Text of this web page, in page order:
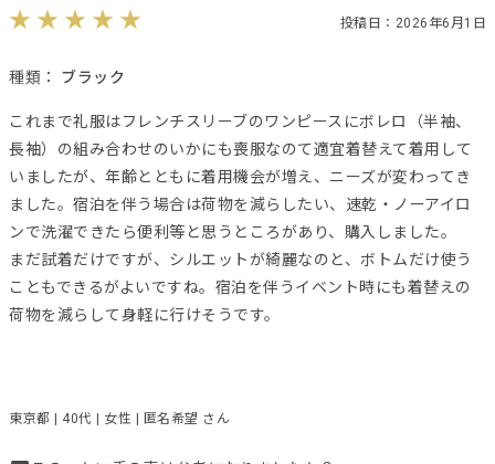
投稿日：2026年6月1日
種類： ブラック
これまで礼服はフレンチスリーブのワンピースにボレロ（半袖、
長袖）の組み合わせのいかにも喪服なのて適宜着替えて着用して
いましたが、年齢とともに着用機会が増え、ニーズが変わってき
ました。宿泊を伴う場合は荷物を減らしたい、速乾・ノーアイロ
ンで洗濯できたら便利等と思うところがあり、購入しました。
まだ試着だけですが、シルエットが綺麗なのと、ボトムだけ使う
こともできるがよいですね。宿泊を伴うイベント時にも着替えの
荷物を減らして身軽に行けそうです。
東京都 | 40代 | 女性 | 匿名希望 さん